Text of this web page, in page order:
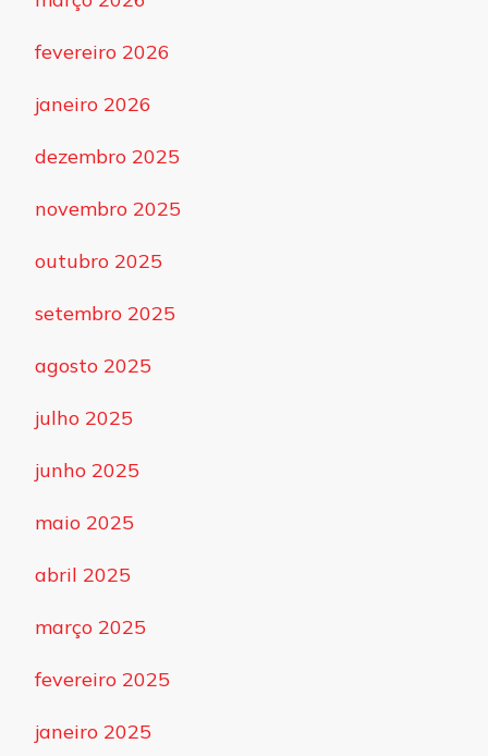
fevereiro 2026
janeiro 2026
dezembro 2025
novembro 2025
outubro 2025
setembro 2025
agosto 2025
julho 2025
junho 2025
maio 2025
abril 2025
março 2025
fevereiro 2025
janeiro 2025